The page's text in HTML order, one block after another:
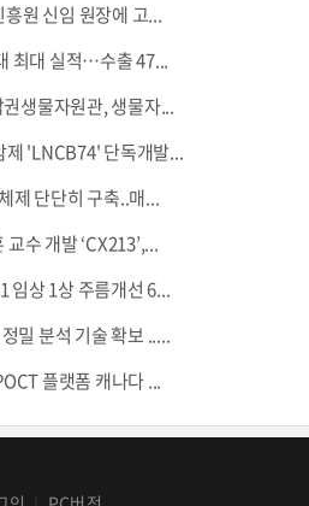
원 신임 원장에 고...
최대 실적…수출 47...
생물자원관, 생물자...
제 'LNCB74' 단독개발...
제 단단히 구축..매...
수 개발 ‘CX213’,...
임상 1상 주름개선 6...
밀 분석 기술 확보 .....
플랫폼 캐나다 ...